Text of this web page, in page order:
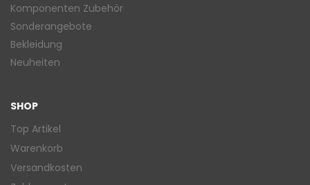
Komponenten Zubehör
Sonderangebote
Bekleidung
Neuheiten
SHOP
Top Artikel
Warenkorb
Versandkosten